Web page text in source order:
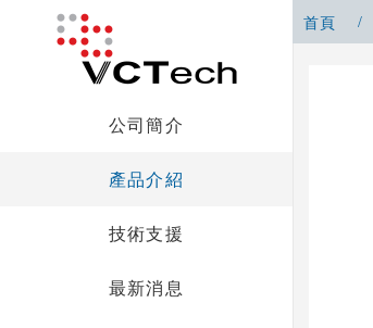
公司簡介
產品介紹
技術支援
最新消息
首頁